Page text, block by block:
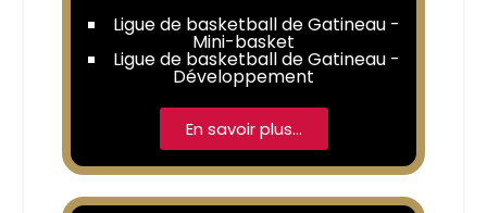
Ligue de basketball de Gatineau -
Mini-basket
Ligue de basketball de Gatineau -
Développement
En savoir plus…